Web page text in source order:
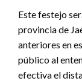
Este festejo
provincia de
anteriores en
público al
efectiva el